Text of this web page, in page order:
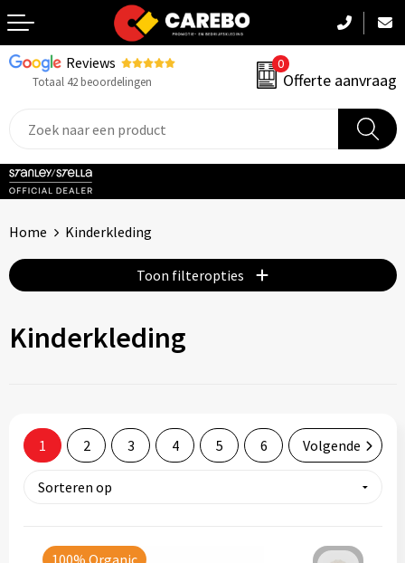
Reviews
Totaal 42 beoordelingen
0
Offerte aanvraag
Terug
Sportkleding
Caps, Mutsen & Sjaals
Handdoeken & Dekens
Relatiegeschenken
Home Kinderkleding
Toon filteropties
Kinderkleding
1 2 3 4 5 6 Volgende
100% Organic